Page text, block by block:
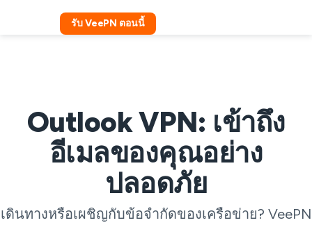
รับ VeePN ตอนนี้
Outlook VPN: เข้าถึง
อีเมลของคุณอย่าง
ปลอดภัย
เดินทางหรือเผชิญกับข้อจำกัดของเครือข่าย? VeePN